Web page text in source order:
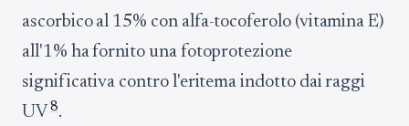
ascorbico al 15% con alfa-tocoferolo (vitamina E)
all'1% ha fornito una fotoprotezione
significativa contro l'eritema indotto dai raggi
UV 8.